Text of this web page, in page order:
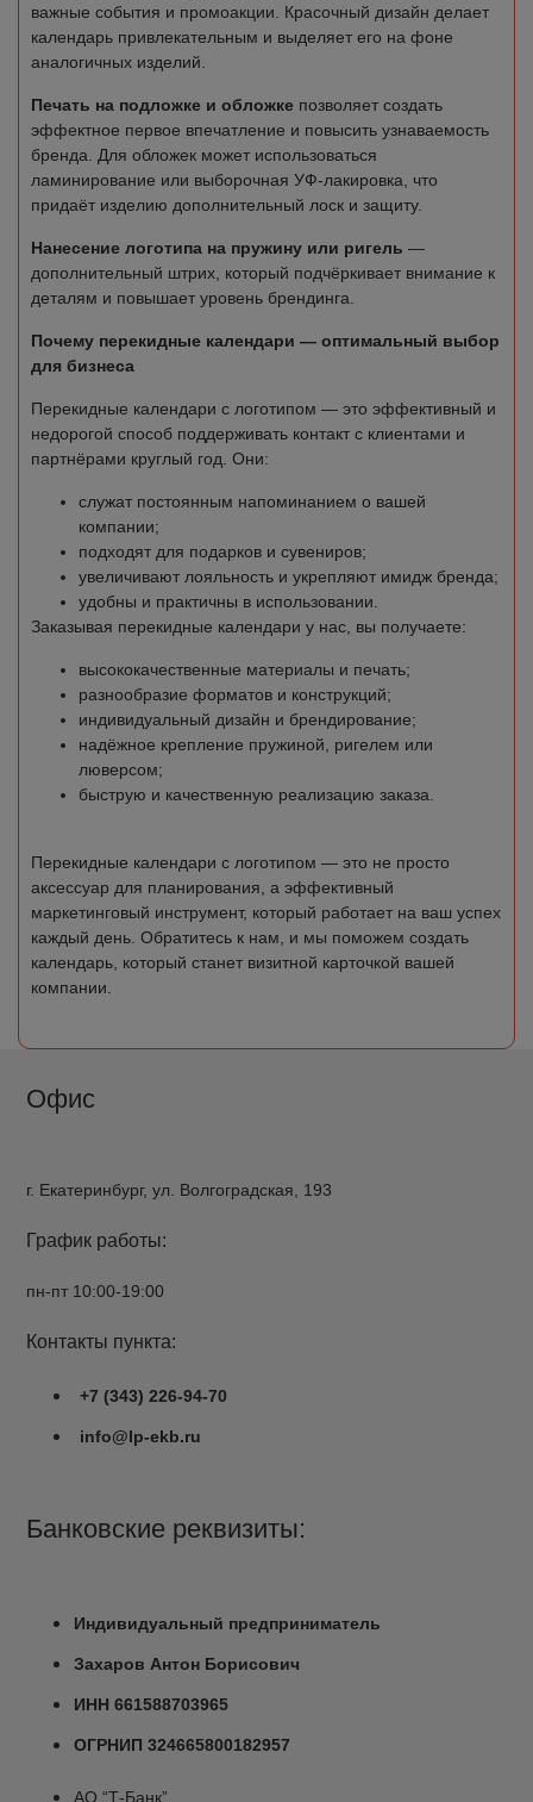
важные события и промоакции. Красочный дизайн делает
календарь привлекательным и выделяет его на фоне
аналогичных изделий.
Печать на подложке и обложке позволяет создать
эффектное первое впечатление и повысить узнаваемость
бренда. Для обложек может использоваться
ламинирование или выборочная УФ-лакировка, что
придаёт изделию дополнительный лоск и защиту.
Нанесение логотипа на пружину или ригель —
дополнительный штрих, который подчёркивает внимание к
деталям и повышает уровень брендинга.
Почему перекидные календари — оптимальный выбор
для бизнеса
Перекидные календари с логотипом — это эффективный и
недорогой способ поддерживать контакт с клиентами и
партнёрами круглый год. Они:
служат постоянным напоминанием о вашей
компании;
подходят для подарков и сувениров;
увеличивают лояльность и укрепляют имидж бренда;
удобны и практичны в использовании.
Заказывая перекидные календари у нас, вы получаете:
высококачественные материалы и печать;
разнообразие форматов и конструкций;
индивидуальный дизайн и брендирование;
надёжное крепление пружиной, ригелем или
люверсом;
быструю и качественную реализацию заказа.
Перекидные календари с логотипом — это не просто
аксессуар для планирования, а эффективный
маркетинговый инструмент, который работает на ваш успех
каждый день. Обратитесь к нам, и мы поможем создать
календарь, который станет визитной карточкой вашей
компании.
Офис
г. Екатеринбург, ул. Волгоградская, 193
График работы:
пн-пт 10:00-19:00
Контакты пункта:
+7 (343) 226-94-70
info@lp-ekb.ru
Банковские реквизиты:
Индивидуальный предприниматель
Захаров Антон Борисович
ИНН 661588703965
ОГРНИП 324665800182957
АО “Т-Банк”